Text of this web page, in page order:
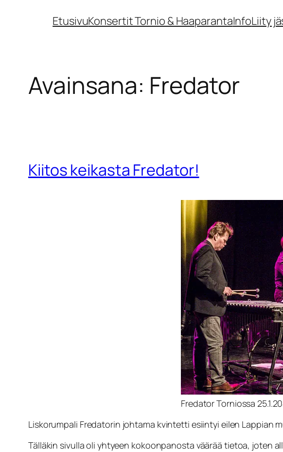
EtusivuKonsertit Tornio & HaaparantaInfoLiity
Avainsana: Fredator
Kiitos keikasta Fredator!
Fredator Torniossa
Liskorumpali Fredatorin johtama kvintetti esiintyi eilen Lappian
Tälläkin sivulla oli yhtyeen kokoonpanosta väärää tietoa, joten